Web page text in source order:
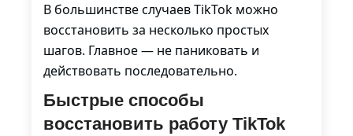
В большинстве случаев TikTok можно
восстановить за несколько простых
шагов. Главное — не паниковать и
действовать последовательно.
Быстрые способы
восстановить работу TikTok